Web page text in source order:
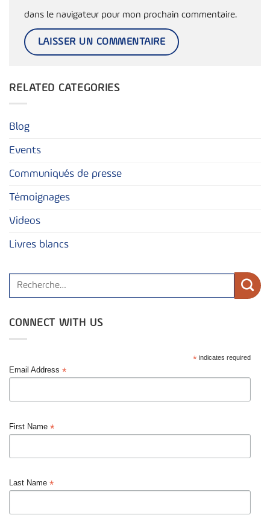
dans le navigateur pour mon prochain commentaire.
RELATED CATEGORIES
Blog
Events
Communiqués de presse
Témoignages
Videos
Livres blancs
CONNECT WITH US
* indicates required
Email Address *
First Name *
Last Name *